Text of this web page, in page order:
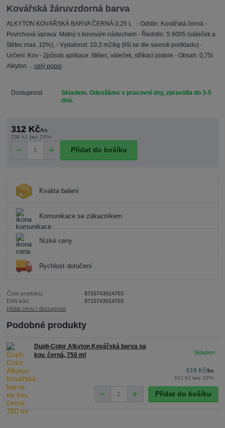
Kovářská žáruvzdorná barva
ALKYTON KOVÁŘSKÁ BARVA ČERNÁ 0,25 L - Odstín: Kovářská černá -
Povrchová úprava: Matný s kovovým nádechem - Ředidlo: S 6005 (váleček a
štětec max. 10%), - Vydatnost: 10,3 m2/kg (liší se dle savosti podkladu) -
Určení: Kov - Způsob aplikace: štětec, váleček, stříkací pistole - Obsah: 0,75l
Alkyton ...celý popis
Dostupnost
Skladem. Odesíláme v pracovní dny, zpravidla do 3-5
dnů.
312 Kč/ks
258 Kč bez DPH
Přidat do košíku
Kvalita balení
Komunikace se zákazníkem
Nízké ceny
Rychlost doručení
Číslo produktu:
8715743014703
EAN kód:
8715743014703
Hlídat cenu / dostupnost
Podobné produkty
Dupli-Color Alkyton Kovářská barva na
kov, černá, 750 ml
619 Kč/ks
512 Kč bez DPH
Přidat do košíku